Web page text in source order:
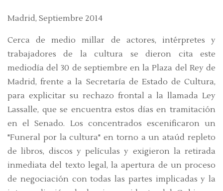
Madrid, Septiembre 2014
Cerca de medio millar de actores, intérpretes y
trabajadores de la cultura se dieron cita este
mediodía del 30 de septiembre en la Plaza del Rey de
Madrid, frente a la Secretaría de Estado de Cultura,
para explicitar su rechazo frontal a la llamada Ley
Lassalle, que se encuentra estos días en tramitación
en el Senado. Los concentrados escenificaron un
"Funeral por la cultura" en torno a un ataúd repleto
de libros, discos y películas y exigieron la retirada
inmediata del texto legal, la apertura de un proceso
de negociación con todas las partes implicadas y la